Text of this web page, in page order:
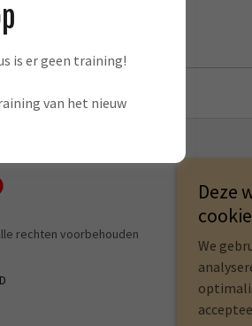
rechten voorbehouden
is er geen training!
van het nieuw
Deze
We